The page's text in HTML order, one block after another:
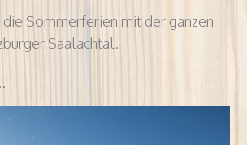
Sommerferien mit der ganzen
Saalachtal.